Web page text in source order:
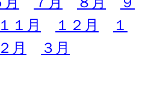
１１月 １２月
１
２月 ３月